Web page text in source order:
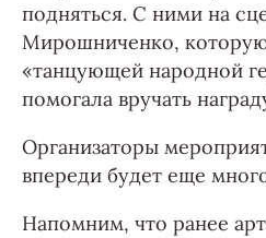
подняться. С ними на
Мирошниченко,
«танцующей народной
помогала вручать
Организаторы
впереди будет еще
Напомним, что ранее